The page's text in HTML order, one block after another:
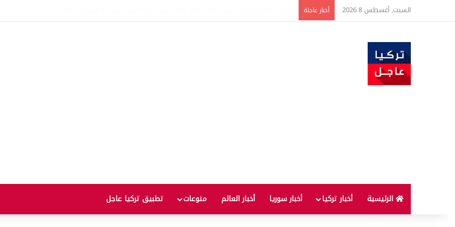
السبت, أغسطس 8 2026 أخبار عاجلة
الرئيسية أخبار تركيا أخبار سوريا أخبار العالم منوعات تطبيق تركيا عاجل